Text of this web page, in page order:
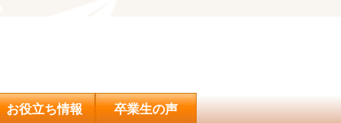
問合せ
お役立ち情報 卒業生の声